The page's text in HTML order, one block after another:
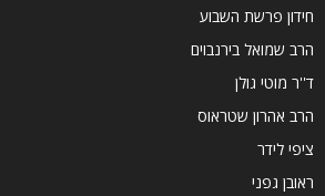
חידון פרשת השבוע
הרב שמואל בירנבוים
ד''ר מוטי גולן
הרב אהרון שטראוס
ציפי לידר
ראובן גפני